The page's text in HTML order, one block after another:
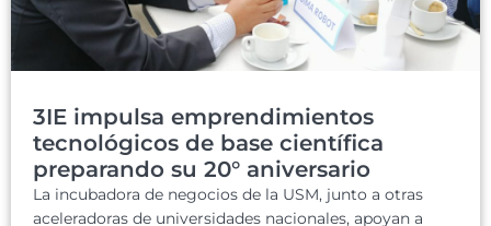
3IE impulsa emprendimientos
tecnológicos de base científica
preparando su 20° aniversario
La incubadora de negocios de la USM, junto a otras
aceleradoras de universidades nacionales, apoyan a